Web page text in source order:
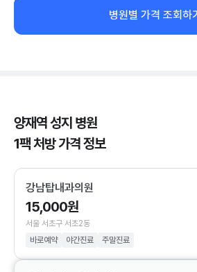
병원별 가격 조회하기
양재역 성지 병원
1팩 처방 가격 정보
강남탑내과의원
15,000원
서울 서초구 서초2동
바로예약
야간진료 주말진료